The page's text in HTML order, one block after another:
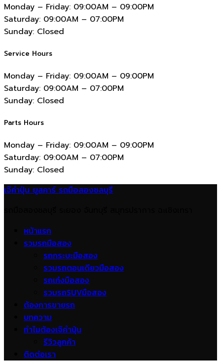
Monday – Friday: 09:00AM – 09:00PM
Saturday: 09:00AM – 07:00PM
Sunday: Closed
Service Hours
Monday – Friday: 09:00AM – 09:00PM
Saturday: 09:00AM – 07:00PM
Sunday: Closed
Parts Hours
Monday – Friday: 09:00AM – 09:00PM
Saturday: 09:00AM – 07:00PM
Sunday: Closed
เจ๊คำปุ่น ยูสคาร์ รถมือสองชลบุรี
หน้าแรก
รวมรถมือสอง
รถกระบะมือสอง
รวมรถตอนเดียวมือสอง
รถเก๋งมือสอง
รวมรถSUVมือสอง
ต้องการขายรถ
บทความ
ทำไมต้องเจ๊คำปุ่น
รีวิวลูกค้า
ติดต่อเรา